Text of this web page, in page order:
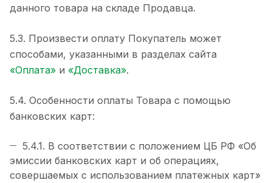
данного товара на складе Продавца.
5.3. Произвести оплату Покупатель может
способами, указанными в разделах сайта
«Оплата» и «Доставка».
5.4. Особенности оплаты Товара с помощью
банковских карт:
5.4.1. В соответствии с положением ЦБ РФ «Об
эмиссии банковских карт и об операциях,
совершаемых с использованием платежных карт»